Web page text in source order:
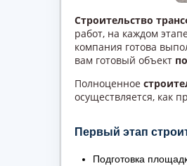
Строительство
работ, на каждом
компания готова
вам готовый объект
Полноценное
осуществляется, как
Первый этап
Подготовка